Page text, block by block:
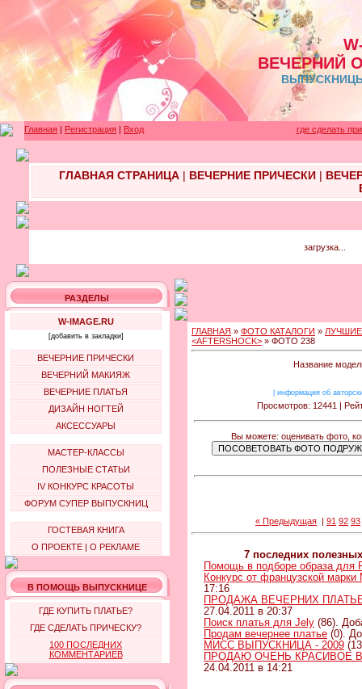
ВЕЧЕРНИЙ
Главная | Регистрация | Вход где сделать
ГЛАВНАЯ СТРАНИЦА| ВЕЧЕРНИЕ ПРИЧЕСКИ|
загрузка...
РАЗДЕЛЫ
W-IMAGE.RU
[добавить в закладки]
ВЕЧЕРНИЕ ПРИЧЕСКИ
ВЕЧЕРНИЙ МАКИЯЖ
ВЕЧЕРНИЕ ПЛАТЬЯ
ДИЗАЙН НОГТЕЙ
АКСЕССУАРЫ
МАСТЕР-КЛАССЫ
ПОЛЕЗНЫЕ СТАТЬИ
IV КОНКУРС КРАСОТЫ
ФОРУМ СУПЕР ВЫПУСКНИЦ
ГОСТЕВАЯ КНИГА
О ПРОЕКТЕ | О РЕКЛАМЕ
В ПОМОЩЬ ВЫПУСКНИЦЕ
ГДЕ КУПИТЬ ПЛАТЬЕ?
ГДЕ СДЕЛАТЬ ПРИЧЕСКУ?
100 ПОСЛЕДНИХ
КОММЕНТАРИЕВ
ГЛАВНАЯ » ФОТО КАТАЛОГИ »
<AFTERSHOCK> » ФОТО 238
Название
информация об
Просмотров: 12441 |
Вы можете: оценивать фото,
« Предыдущая | 91 92 93
7 последних
Помощь в подборе образа для
Конкурс от французской марки
17:16
ПРОДАЖА ВЕЧЕРНИХ
27.04.2011 в 20:37
Поиск платья для Jely (86).
Продам вечернее платье (0).
МИСС ВЫПУСКНИЦА - 2009
ПРОДАЮ ОЧЕНЬ КРАСИВОЕ
24.04.2011 в 14:21